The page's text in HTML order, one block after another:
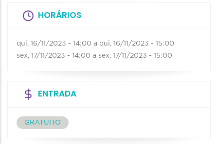
HORÁRIOS
qui, 16/11/2023 - 14:00 a qui, 16/11/2023 - 15:00
sex, 17/11/2023 - 14:00 a sex, 17/11/2023 - 15:00
ENTRADA
GRATUITO